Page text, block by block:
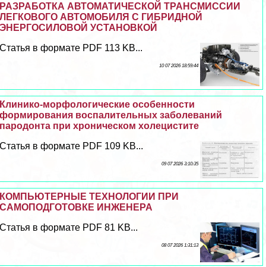
РАЗРАБОТКА АВТОМАТИЧЕСКОЙ ТРАНСМИССИИ
ЛЕГКОВОГО АВТОМОБИЛЯ С ГИБРИДНОЙ
ЭНЕРГОСИЛОВОЙ УСТАНОВКОЙ
Статья в формате PDF 113 KB...
10 07 2026 18:59:44
Клинико-морфологические особенности
формирования воспалительных заболеваний
пародонта при хроническом холецистите
Статья в формате PDF 109 KB...
09 07 2026 3:10:35
КОМПЬЮТЕРНЫЕ ТЕХНОЛОГИИ ПРИ
САМОПОДГОТОВКЕ ИНЖЕНЕРА
Статья в формате PDF 81 KB...
08 07 2026 1:31:13